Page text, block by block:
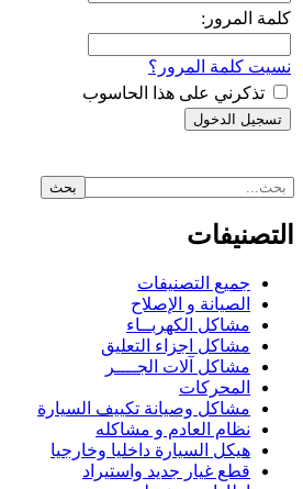
كلمة المرور:
نسيت كلمة المرور؟
تذكرني على هذا الحاسوب
التصنيفات
جميع التصنيفات
الصيانة و الإصلاح
مشاكل الكهربــاء
مشاكل اجزاء التعليق
مشاكل آلات الجــــر
المحركات
مشاكل وصيانة تكييف السيارة
نظام العادم و مشاكله
هيكل السيارة داخليا وخارجيا
قطع غيار جديد واستيراد